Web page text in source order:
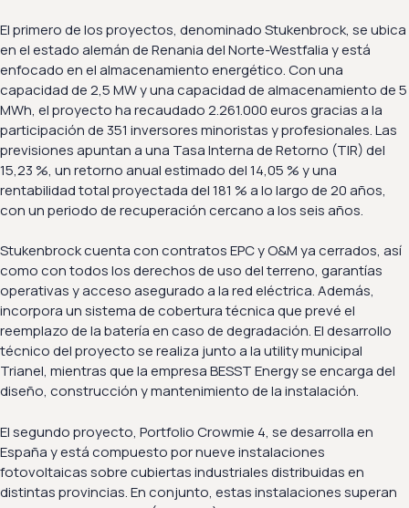
El primero de los proyectos, denominado Stukenbrock, se ubica
en el estado alemán de Renania del Norte-Westfalia y está
enfocado en el almacenamiento energético. Con una
capacidad de 2,5 MW y una capacidad de almacenamiento de 5
MWh, el proyecto ha recaudado 2.261.000 euros gracias a la
participación de 351 inversores minoristas y profesionales. Las
previsiones apuntan a una Tasa Interna de Retorno (TIR) del
15,23 %, un retorno anual estimado del 14,05 % y una
rentabilidad total proyectada del 181 % a lo largo de 20 años,
con un periodo de recuperación cercano a los seis años.
Stukenbrock cuenta con contratos EPC y O&M ya cerrados, así
como con todos los derechos de uso del terreno, garantías
operativas y acceso asegurado a la red eléctrica. Además,
incorpora un sistema de cobertura técnica que prevé el
reemplazo de la batería en caso de degradación. El desarrollo
técnico del proyecto se realiza junto a la utility municipal
Trianel, mientras que la empresa BESST Energy se encarga del
diseño, construcción y mantenimiento de la instalación.
El segundo proyecto, Portfolio Crowmie 4, se desarrolla en
España y está compuesto por nueve instalaciones
fotovoltaicas sobre cubiertas industriales distribuidas en
distintas provincias. En conjunto, estas instalaciones superan